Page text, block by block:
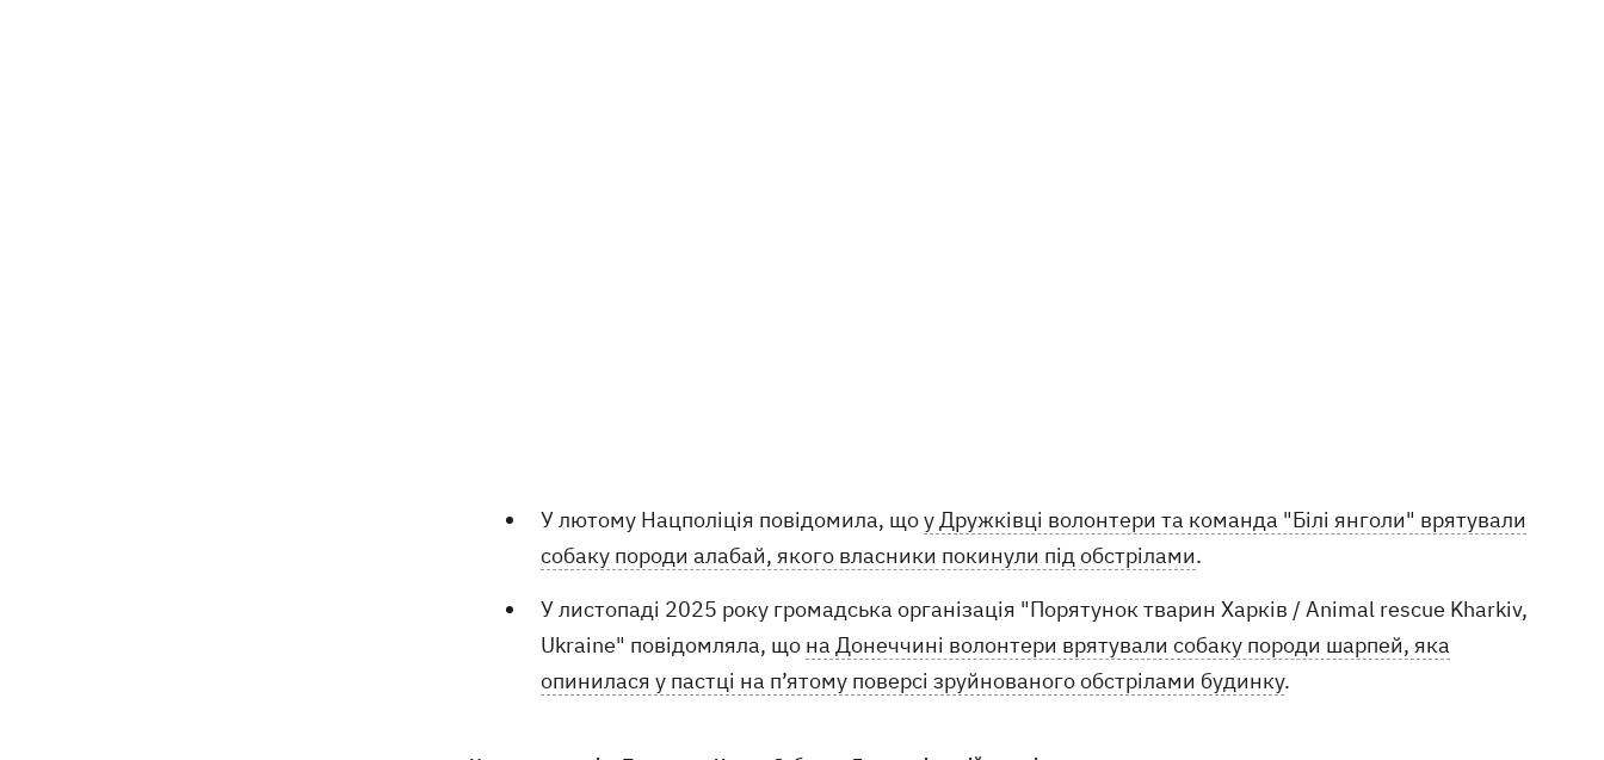
У лютому Нацполіція повідомила, щоу Дружківці волонтери та команда "Білі янголи" врятували
собаку породи алабай, якого власники покинули під обстрілами.
У листопаді 2025 року громадська організація "Порятунок тварин Харків / Animal rescue Kharkiv,
Ukraine" повідомляла, що на Донеччині волонтери врятували собаку породи шарпей, яка
опинилася у пастці на п’ятому поверсі зруйнованого обстрілами будинку.